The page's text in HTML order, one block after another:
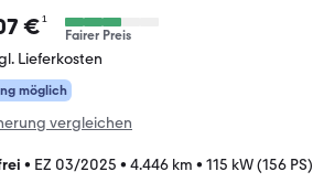
€¹
Fairer Preis
Lieferkosten
möglich
vergleichen
• EZ 03/2025 • 4.446 km • 115 kW (156 PS)